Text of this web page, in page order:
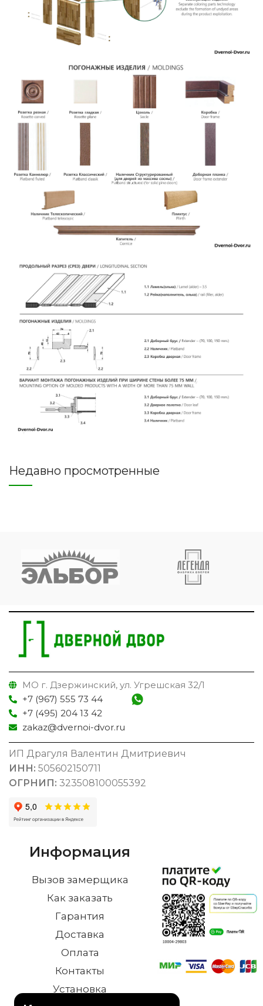
Недавно просмотренные
МО г. Дзержинский, ул. Угрешская 32/1
+7 (967) 555 73 44
+7 (495) 204 13 42
zakaz@dvernoi-dvor.ru
ИП Драгуля Валентин Дмитриевич
ИНН: 505602150711
ОГРНИП: 323508100055392
Информация
Вызов замерщика
Как заказать
Гарантия
Доставка
Оплата
Контакты
Установка